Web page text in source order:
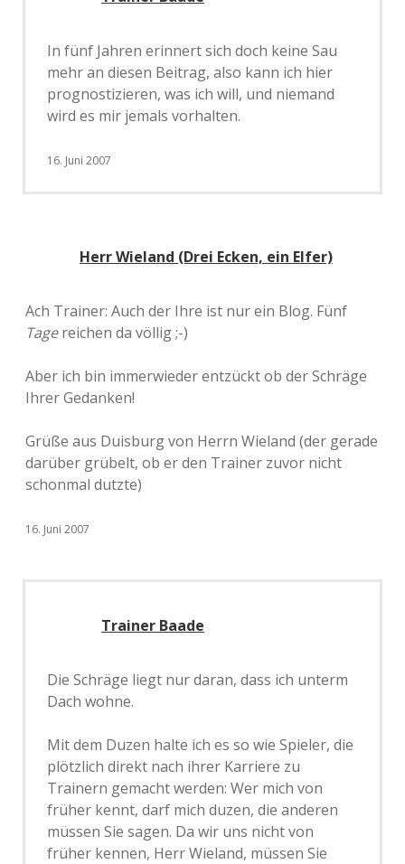
In fünf Jahren erinnert sich doch keine Sau
mehr an diesen Beitrag, also kann ich hier
prognostizieren, was ich will, und niemand
wird es mir jemals vorhalten.
16. Juni 2007
Herr Wieland (Drei Ecken, ein Elfer)
Ach Trainer: Auch der Ihre ist nur ein Blog. Fünf
Tagereichen da völlig ;-)
Aber ich bin immerwieder entzückt ob der Schräge
Ihrer Gedanken!
Grüße aus Duisburg von Herrn Wieland (der gerade
darüber grübelt, ob er den Trainer zuvor nicht
schonmal dutzte)
16. Juni 2007
Trainer Baade
Die Schräge liegt nur daran, dass ich unterm
Dach wohne.
Mit dem Duzen halte ich es so wie Spieler, die
plötzlich direkt nach ihrer Karriere zu
Trainern gemacht werden: Wer mich von
früher kennt, darf mich duzen, die anderen
müssen Sie sagen. Da wir uns nicht von
früher kennen, Herr Wieland, müssen Sie